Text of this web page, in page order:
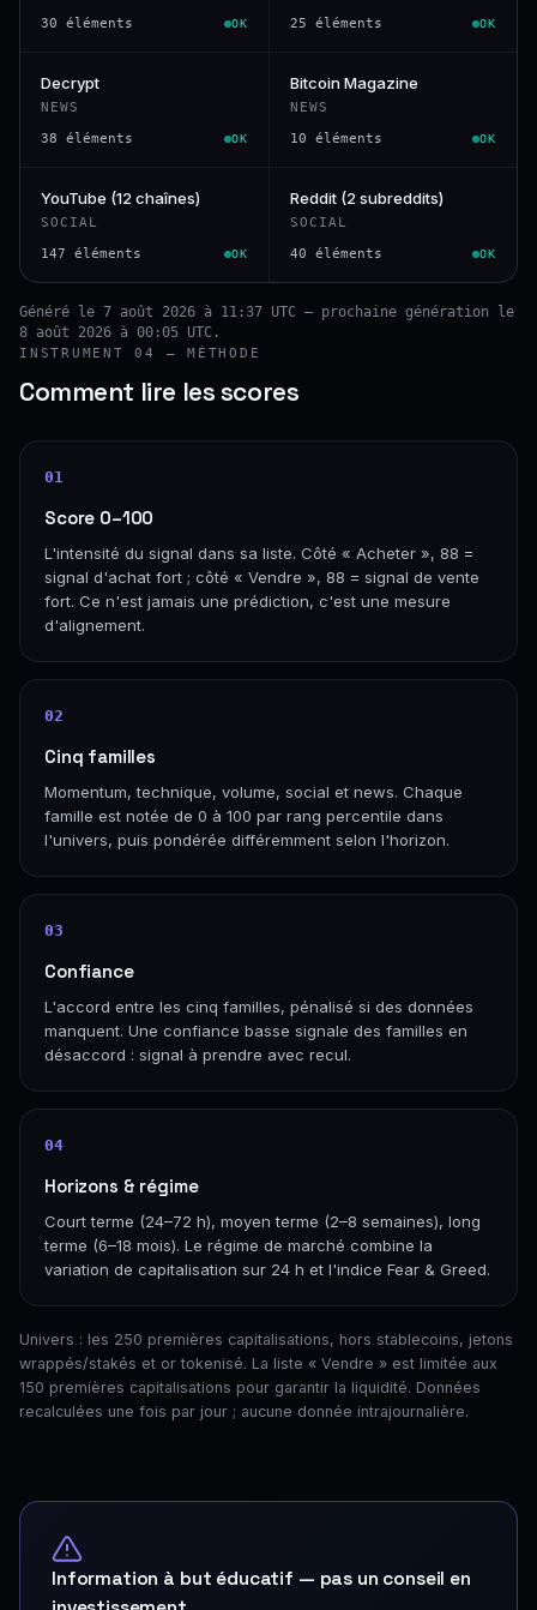
30 éléments OK 25 éléments OK
Decrypt
NEWS
38 éléments OK
Bitcoin Magazine
NEWS
10 éléments OK
YouTube (12 chaînes)
SOCIAL
147 éléments OK
Reddit (2 subreddits)
SOCIAL
40 éléments OK
Généré le 7 août 2026 à 11:37 UTC — prochaine génération le
8 août 2026 à 00:05 UTC.
INSTRUMENT 04 — MÉTHODE
Comment lire les scores
01
Score 0–100
L'intensité du signal dans sa liste. Côté « Acheter », 88 =
signal d'achat fort ; côté « Vendre », 88 = signal de vente
fort. Ce n'est jamais une prédiction, c'est une mesure
d'alignement.
02
Cinq familles
Momentum, technique, volume, social et news. Chaque
famille est notée de 0 à 100 par rang percentile dans
l'univers, puis pondérée différemment selon l'horizon.
03
Confiance
L'accord entre les cinq familles, pénalisé si des données
manquent. Une confiance basse signale des familles en
désaccord : signal à prendre avec recul.
04
Horizons & régime
Court terme (24–72 h), moyen terme (2–8 semaines), long
terme (6–18 mois). Le régime de marché combine la
variation de capitalisation sur 24 h et l'indice Fear & Greed.
Univers : les 250 premières capitalisations, hors stablecoins, jetons
wrappés/stakés et or tokenisé. La liste « Vendre » est limitée aux
150 premières capitalisations pour garantir la liquidité. Données
recalculées une fois par jour ; aucune donnée intrajournalière.
Information à but éducatif — pas un conseil en